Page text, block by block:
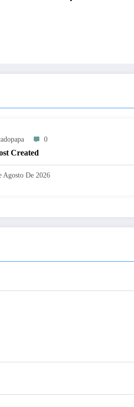
0
Created
Agosto De 2026